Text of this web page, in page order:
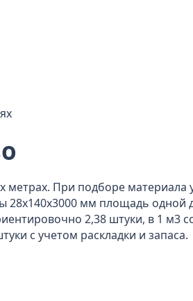
метрах. При подборе
28x140x3000 мм площадь одной
2,38 штуки, в 1 м3
с учетом раскладки и запаса.